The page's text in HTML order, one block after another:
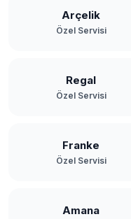
Arçelik
Özel Servisi
Regal
Özel Servisi
Franke
Özel Servisi
Amana